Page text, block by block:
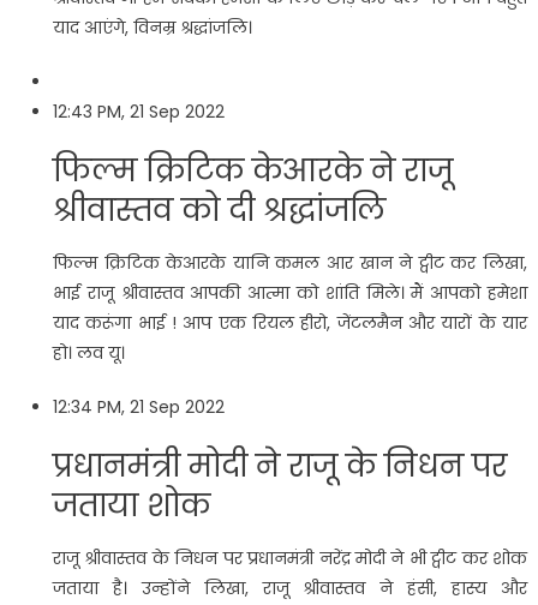
याद आएंगे, विनम्र श्रद्धांजलि।
12:43 PM, 21 Sep 2022
फिल्म क्रिटिक केआरके ने राजू
श्रीवास्तव को दी श्रद्धांजलि
फिल्म क्रिटिक केआरके यानि कमल आर खान ने ट्वीट कर लिखा,
भाई राजू श्रीवास्तव आपकी आत्मा को शांति मिले। मैं आपको हमेशा
याद करूंगा भाई ! आप एक रियल हीरो, जेंटलमैन और यारों के यार
हो। लव यू।
12:34 PM, 21 Sep 2022
प्रधानमंत्री मोदी ने राजू के निधन पर
जताया शोक
राजू श्रीवास्तव के निधन पर प्रधानमंत्री नरेंद्र मोदी ने भी ट्वीट कर शोक
जताया है। उन्होंने लिखा, राजू श्रीवास्तव ने हंसी, हास्य और